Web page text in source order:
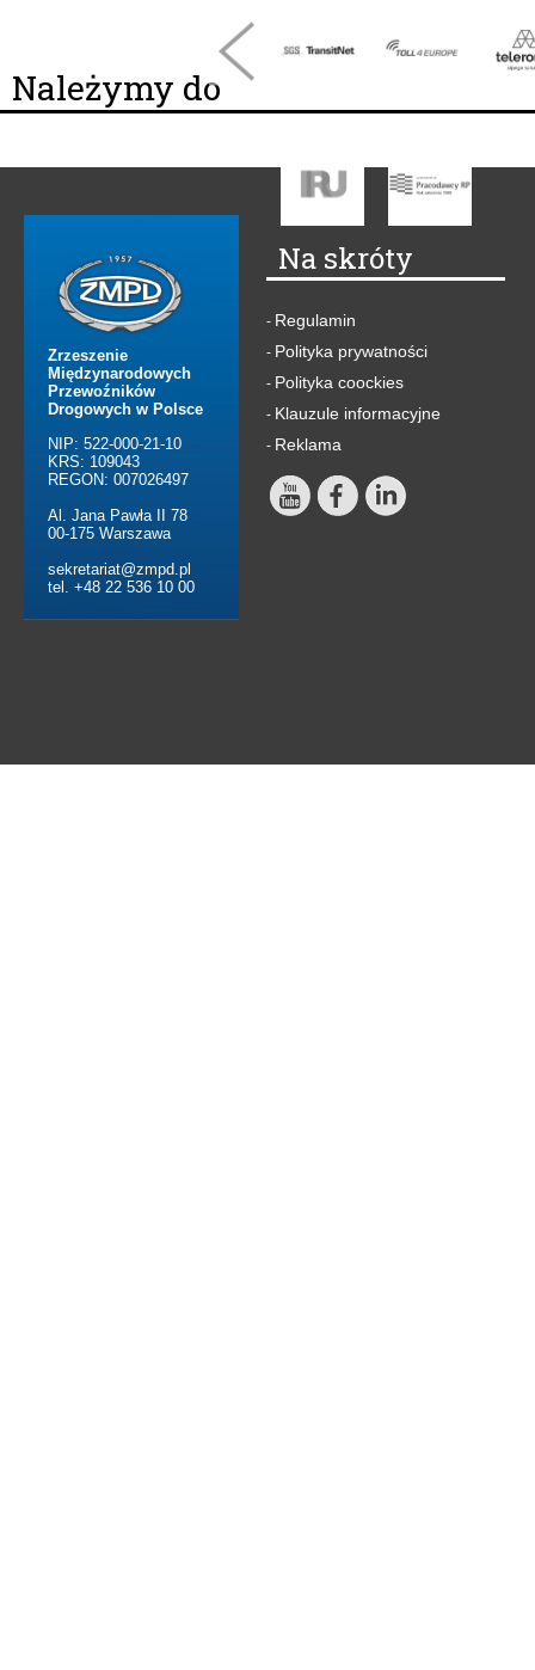
Należymy do
Zrzeszenie
Międzynarodowych
Przewoźników
Drogowych w Polsce
NIP: 522-000-21-10
KRS: 109043
REGON: 007026497
Al. Jana Pawła II 78
00-175 Warszawa
sekretariat@zmpd.pl
tel. +48 22 536 10 00
Na skróty
- Regulamin
- Polityka prywatności
- Polityka coockies
- Klauzule informacyjne
- Reklama